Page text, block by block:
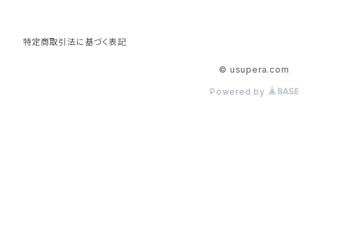
特定商取引法に基づく表記
© usupera.com
Powered by